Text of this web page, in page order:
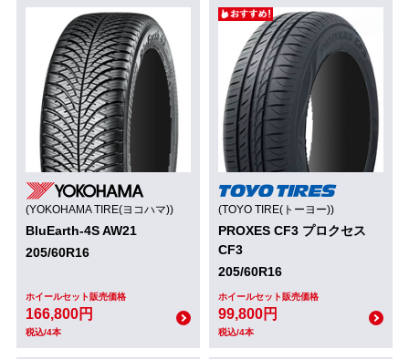
(YOKOHAMA TIRE(ヨコハマ))
BluEarth-4S AW21
205/60R16
ホイールセット販売価格
166,800円
税込/4本
(TOYO TIRE(トーヨー))
PROXES CF3 プロクセス
CF3
205/60R16
ホイールセット販売価格
99,800円
税込/4本